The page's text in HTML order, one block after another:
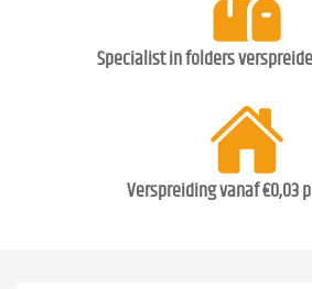
Specialist in folders
Verspreiding vanaf €0,03